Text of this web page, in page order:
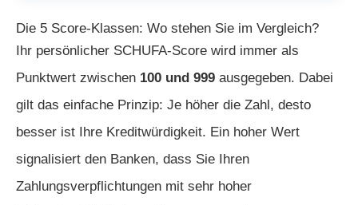
Die 5 Score-Klassen: Wo stehen Sie im Vergleich?
Ihr persönlicher SCHUFA-Score wird immer als
Punktwert zwischen 100 und 999 ausgegeben. Dabei
gilt das einfache Prinzip: Je höher die Zahl, desto
besser ist Ihre Kreditwürdigkeit. Ein hoher Wert
signalisiert den Banken, dass Sie Ihren
Zahlungsverpflichtungen mit sehr hoher